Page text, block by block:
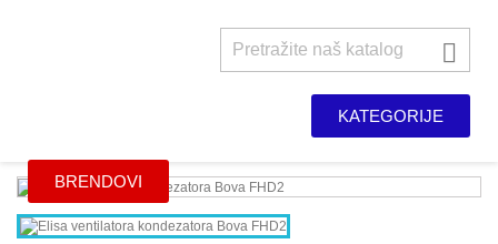

KATEGORIJE
BRENDOVI